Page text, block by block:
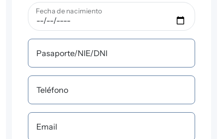
Fecha de nacimiento
Pasaporte/NIE/DNI
Teléfono
Email